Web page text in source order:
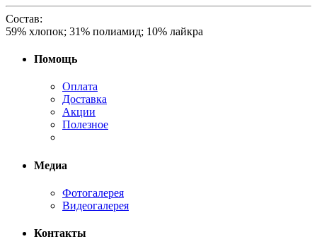
Состав:
59% хлопок; 31% полиамид; 10% лайкра
Помощь
Оплата
Доставка
Акции
Полезное
Медиа
Фотогалерея
Видеогалерея
Контакты